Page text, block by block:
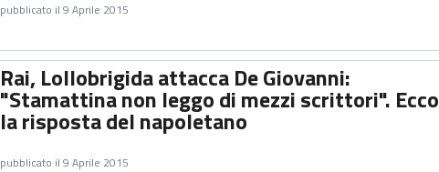
pubblicato il 9 Aprile 2015
Rai, Lollobrigida attacca De Giovanni:
"Stamattina non leggo di mezzi scrittori". Ecco
la risposta del napoletano
pubblicato il 9 Aprile 2015